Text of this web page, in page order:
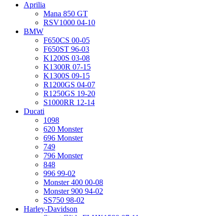
Aprilia
Mana 850 GT
RSV1000 04-10
BMW
F650CS 00-05
F650ST 96-03
K1200S 03-08
K1300R 07-15
K1300S 09-15
R1200GS 04-07
R1250GS 19-20
S1000RR 12-14
Ducati
1098
620 Monster
696 Monster
749
796 Monster
848
996 99-02
Monster 400 00-08
Monster 900 94-02
SS750 98-02
Harley-Davidson